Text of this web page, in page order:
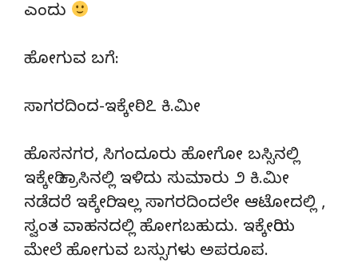
ಎಂದು
ಹೋಗುವ ಬಗೆ:
ಸಾಗರದಿಂದ-ಇಕ್ಕೇರಿ- ೭ ಕಿ.ಮೀ
ಹೊಸನಗರ, ಸಿಗಂದೂರು ಹೋಗೋ ಬಸ್ಸಿನಲ್ಲಿ
ಇಕ್ಕೇರಿ ಕ್ರಾಸಿನಲ್ಲಿ ಇಳಿದು ಸುಮಾರು ೨ ಕಿ.ಮೀ
ನಡೆದರೆ ಇಕ್ಕೇರಿ. ಇಲ್ಲ ಸಾಗರದಿಂದಲೇ ಆಟೋದಲ್ಲಿ ,
ಸ್ವಂತ ವಾಹನದಲ್ಲಿ ಹೋಗಬಹುದು. ಇಕ್ಕೇರಿಯ
ಮೇಲೆ ಹೋಗುವ ಬಸ್ಸುಗಳು ಅಪರೂಪ.